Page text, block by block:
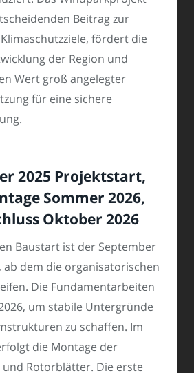
Beitrag zur
fördert die
der Region und
Wert groß angelegter
für eine sichere
2025 Projektstart,
Sommer 2026,
Oktober 2026
Baustart ist der September
ab dem die organisatorischen
Die Fundamentarbeiten
um stabile Untergründe
zu schaffen. Im
die Montage der
Rotorblätter. Die erste